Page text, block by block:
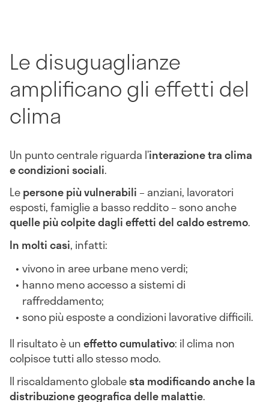
Le disuguaglianze
amplificano gli effetti del
clima
Un punto centrale riguarda l’interazione tra clima
e condizioni sociali.
Lepersone più vulnerabili – anziani, lavoratori
esposti, famiglie a basso reddito – sono anche
quelle più colpite dagli effetti del caldo estremo.
In molti casi, infatti:
vivono in aree urbane meno verdi;
hanno meno accesso a sistemi di
raffreddamento;
sono più esposte a condizioni lavorative difficili.
Il risultato è uneffetto cumulativo: il clima non
colpisce tutti allo stesso modo.
Il riscaldamento globalesta modificando anche la
distribuzione geografica delle malattie.